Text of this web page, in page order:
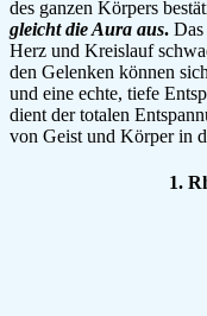
des ganzen Körpers
gleicht die Aura aus.
Herz und Kreislauf
den Gelenken können
und eine echte, tiefe
dient der totalen
von Geist und Körper in
1.